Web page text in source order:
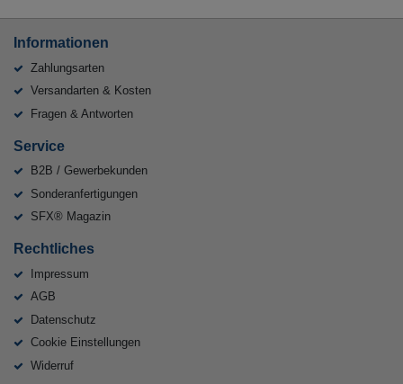
Informationen
Zahlungsarten
Versandarten & Kosten
Fragen & Antworten
Service
B2B / Gewerbekunden
Sonderanfertigungen
SFX® Magazin
Rechtliches
Impressum
AGB
Datenschutz
Cookie Einstellungen
Widerruf